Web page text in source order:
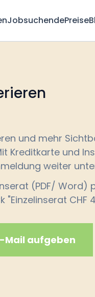
JobsuchendePreise
und mehr
Kreditkarte und
weiter
(PDF/ Word)
"Einzelinserat CHF
Mail aufgeben